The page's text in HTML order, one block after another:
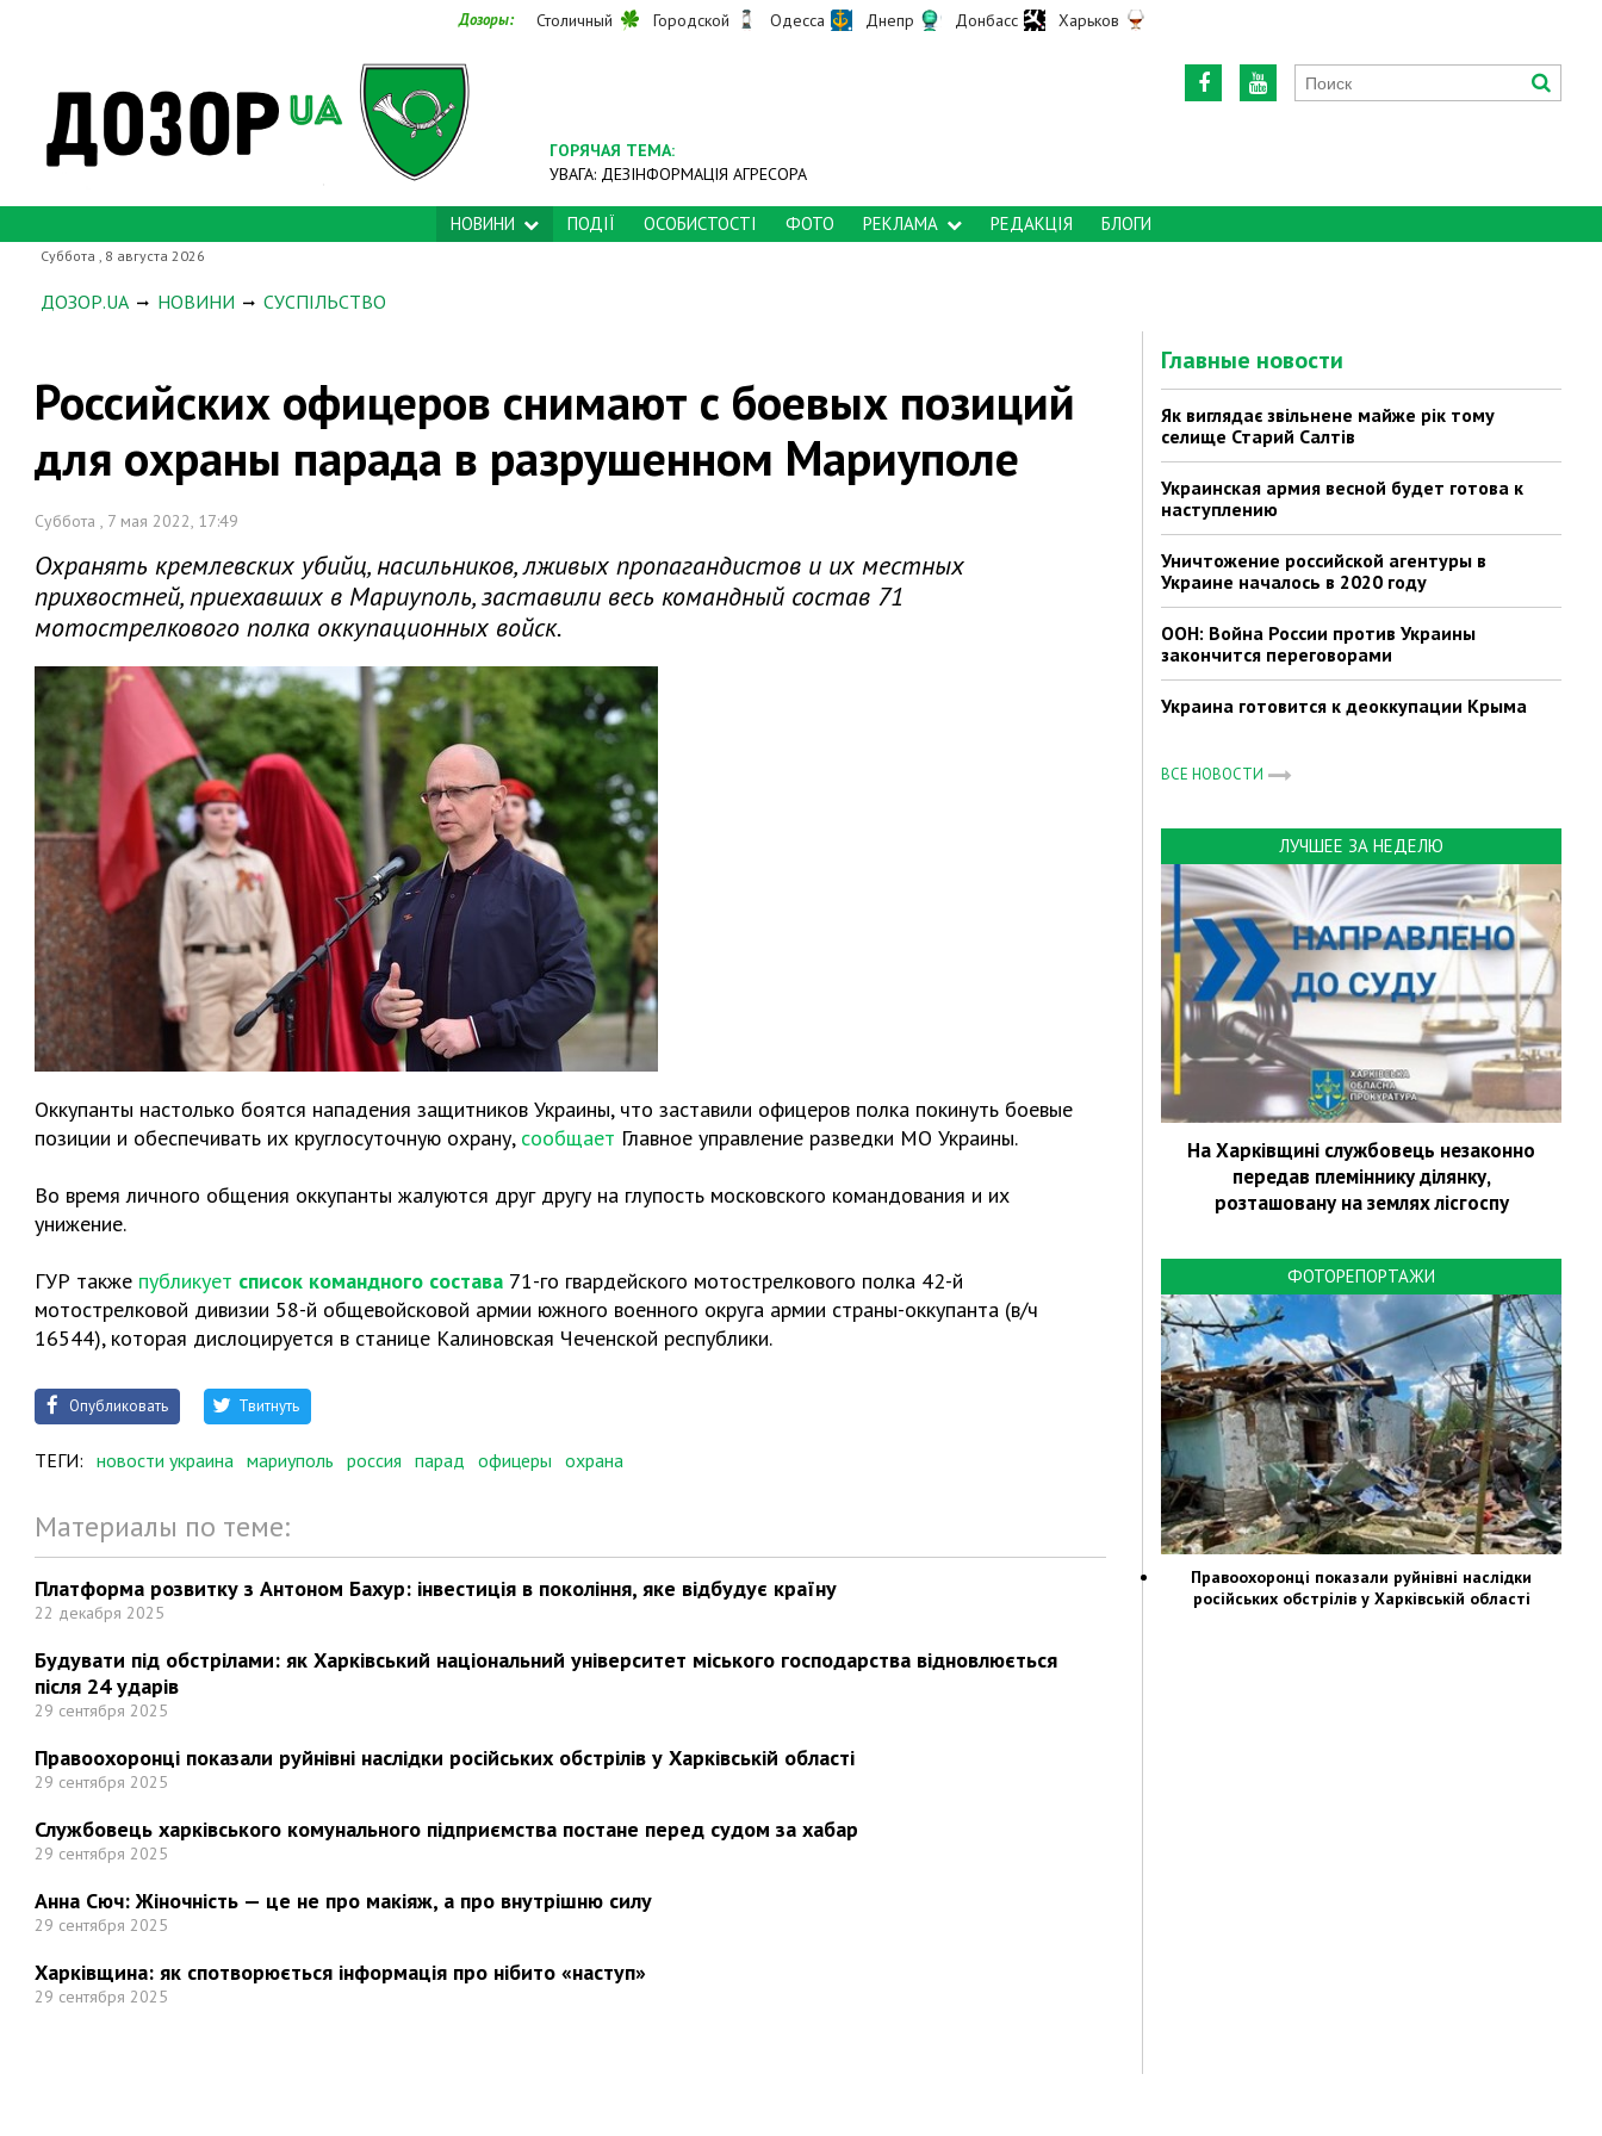
Дозоры: Столичный Городской Одесса Днепр Донбасс Харьков
ГОРЯЧАЯ ТЕМА:
УВАГА: ДЕЗІНФОРМАЦІЯ АГРЕСОРА
НОВИНИ ПОДІЇ ОСОБИСТОСТІ ФОТО РЕКЛАМА РЕДАКЦІЯ БЛОГИ
Суббота , 8 августа 2026
ДОЗОР.UA НОВИНИ СУСПІЛЬСТВО
Российских офицеров снимают с боевых позиций
для охраны парада в разрушенном Мариуполе
Суббота , 7 мая 2022, 17:49
Охранять кремлевских убийц, насильников, лживых пропагандистов и их местных
прихвостней, приехавших в Мариуполь, заставили весь командный состав 71
мотострелкового полка оккупационных войск.
Оккупанты настолько боятся нападения защитников Украины, что заставили офицеров полка покинуть боевые
позиции и обеспечивать их круглосуточную охрану, сообщает Главное управление разведки МО Украины.
Во время личного общения оккупанты жалуются друг другу на глупость московского командования и их
унижение.
ГУР также публикует список командного состава 71-го гвардейского мотострелкового полка 42-й
мотострелковой дивизии 58-й общевойсковой армии южного военного округа армии страны-оккупанта (в/ч
16544), которая дислоцируется в станице Калиновская Чеченской республики.
Опубликовать Твитнуть
ТЕГИ: новости украина мариуполь россия парад офицеры охрана
Материалы по теме:
Платформа розвитку з Антоном Бахур: інвестиція в покоління, яке відбудує країну
22 декабря 2025
Будувати під обстрілами: як Харківський національний університет міського господарства відновлюється
після 24 ударів
29 сентября 2025
Правоохоронці показали руйнівні наслідки російських обстрілів у Харківській області
29 сентября 2025
Службовець харківського комунального підприємства постане перед судом за хабар
29 сентября 2025
Анна Сюч: Жіночність — це не про макіяж, а про внутрішню силу
29 сентября 2025
Харківщина: як спотворюється інформація про нібито «наступ»
29 сентября 2025
Главные новости
Як виглядає звільнене майже рік тому
селище Старий Салтів
Украинская армия весной будет готова к
наступлению
Уничтожение российской агентуры в
Украине началось в 2020 году
ООН: Война России против Украины
закончится переговорами
Украина готовится к деоккупации Крыма
ВСЕ НОВОСТИ
ЛУЧШЕЕ ЗА НЕДЕЛЮ
На Харківщині службовець незаконно
передав племіннику ділянку,
розташовану на землях лісгоспу
ФОТОРЕПОРТАЖИ
Правоохоронці показали руйнівні наслідки
російських обстрілів у Харківській області